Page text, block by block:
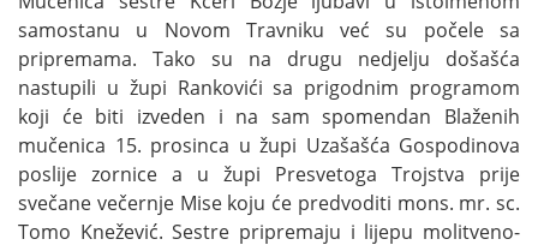
samostanu u Novom Travniku već su počele sa
pripremama. Tako su na drugu nedjelju došašća
nastupili u župi Rankovići sa prigodnim programom
koji će biti izveden i na sam spomendan Blaženih
mučenica 15. prosinca u župi Uzašašća Gospodinova
poslije zornice a u župi Presvetoga Trojstva prije
svečane večernje Mise koju će predvoditi mons. mr. sc.
Tomo Knežević. Sestre pripremaju i lijepu molitveno-